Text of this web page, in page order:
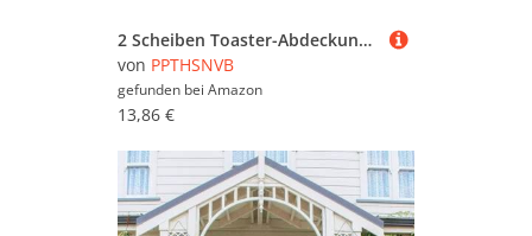
2 Scheiben Toaster-Abdeckung mit Taschen und Griff oben, kleine Brotbackmaschinen-Abdeckungen, Eichhörnchen, lustiges Tier, Küche, kleine Geräte, waschbar, universelle Ofenabdeckungen
von PPTHSNVB
gefunden bei Amazon
13,86 €